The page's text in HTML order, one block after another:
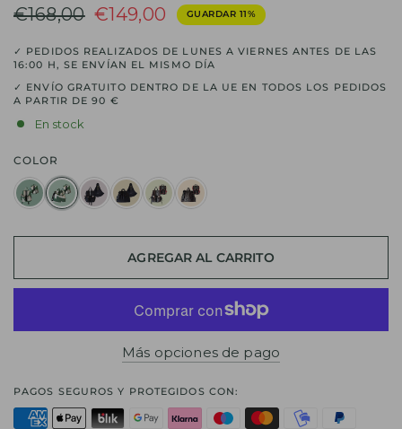
€168,00 €149,00 GUARDAR 11%
✓ PEDIDOS REALIZADOS DE LUNES A VIERNES ANTES DE LAS
16:00 H, SE ENVÍAN EL MISMO DÍA
✓ ENVÍO GRATUITO DENTRO DE LA UE EN TODOS LOS PEDIDOS
A PARTIR DE 90 €
En stock
COLOR
AGREGAR AL CARRITO
Más opciones de pago
PAGOS SEGUROS Y PROTEGIDOS CON: